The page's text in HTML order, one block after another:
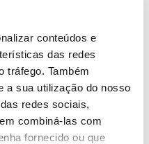
conteúdos e
das redes
tráfego. Também
a sua utilização do nosso
redes sociais,
combiná-las com
fornecido ou que
Bom Dia